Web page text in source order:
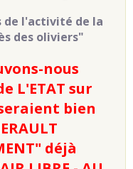
de l'activité de la
des oliviers"
nous
L'ETAT sur
bien
déjà